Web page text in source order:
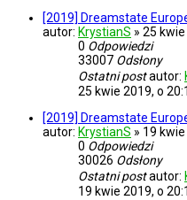
[2019] Dreamstate
autor: KrystianS » 25 kwie
0 Odpowiedzi
33007 Odsłony
Ostatni postautor:
25 kwie 2019, o
[2019] Dreamstate
autor: KrystianS » 19
0 Odpowiedzi
30026 Odsłony
Ostatni postautor:
19 kwie 2019, o